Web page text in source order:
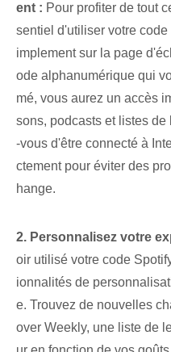
ent : Pour profiter de tout
sentiel d'utiliser votre
implement sur la page
ode alphanumérique qui
mé, vous aurez un accès
sons, podcasts et listes
-vous d'être connecté à
ctement pour éviter des
hange.
2. Personnalisez votre
oir utilisé votre code
ionnalités de
e. Trouvez de nouvelles
over Weekly, une liste de